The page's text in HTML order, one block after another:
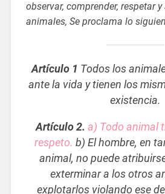
observar, comprender, respetar
animales, Se proclama lo
Artículo 1 Todos los
ante la vida y tienen los
existencia.
Artículo 2. a) Todo animal
respeto. b) El hombre, en
animal, no puede
exterminar a los otros
explotarlos violando ese